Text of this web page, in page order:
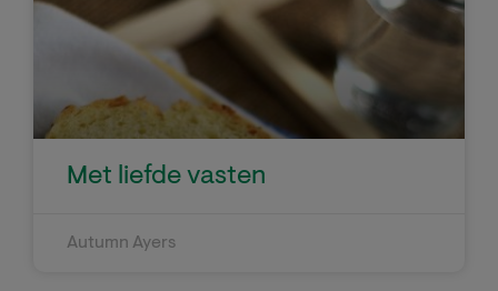
Met liefde vasten
Autumn Ayers